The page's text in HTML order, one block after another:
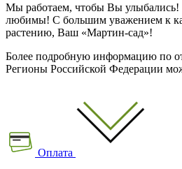
Мы работаем, чтобы Вы улыбались!
любимы! С большим уважением к
растению, Ваш «Мартин-сад»!
Более подробную информацию по
Регионы Российской Федерации
Оплата